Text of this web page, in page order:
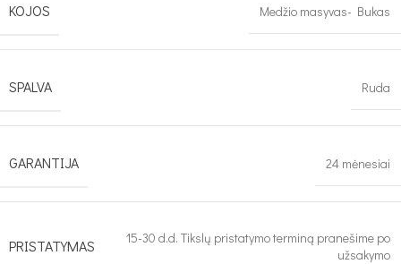
KOJOS Medžio masyvas- Bukas
SPALVA Ruda
GARANTIJA 24 mėnesiai
PRISTATYMAS
15-30 d.d. Tikslų pristatymo terminą pranešime po
užsakymo